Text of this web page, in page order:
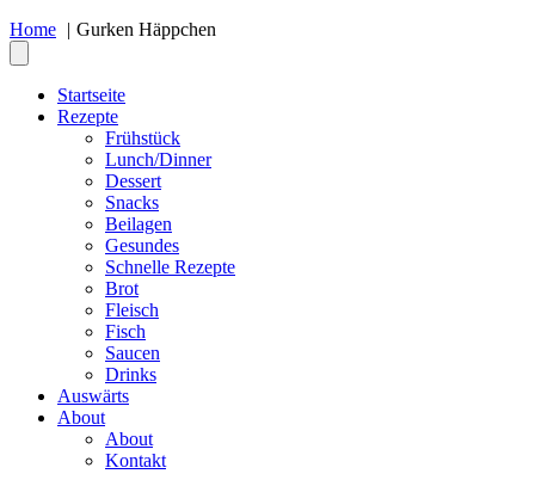
Home
Gurken Häppchen
Startseite
Rezepte
Frühstück
Lunch/Dinner
Dessert
Snacks
Beilagen
Gesundes
Schnelle Rezepte
Brot
Fleisch
Fisch
Saucen
Drinks
Auswärts
About
About
Kontakt